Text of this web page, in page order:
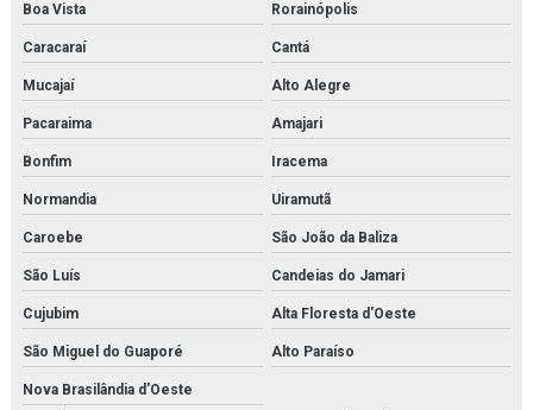
Boa Vista
Rorainópolis
Caracaraí Cantá
Mucajaí Alto Alegre
Pacaraima Amajari
Bonfim Iracema
Normandia Uiramutã
Caroebe São João da Baliza
São Luís Candeias do Jamari
Cujubim Alta Floresta d'Oeste
São Miguel do Guaporé Alto Paraíso
Nova Brasilândia d'Oeste